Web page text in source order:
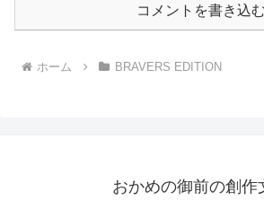
コメントを書き込む
ホーム BRAVERS EDITION
おかめの御前の創作